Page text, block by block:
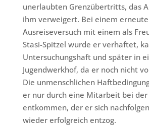
unerlaubten Grenzübertritts, das
ihm verweigert. Bei einem
Ausreiseversuch mit einem als
Stasi-Spitzel wurde er verhaftet,
Untersuchungshaft und später in
Jugendwerkhof, da er noch nicht
Die unmenschlichen
er nur durch eine Mitarbeit bei der
entkommen, der er sich
wieder erfolgreich entzog.